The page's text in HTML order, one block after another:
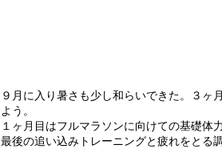
９月に入り暑さも少し和らいできた。３ヶ
よう。
１ヶ月目はフルマラソンに向けての基礎体
最後の追い込みトレーニングと疲れをとる